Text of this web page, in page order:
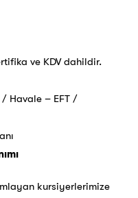
ve KDV dahildir.
Havale – EFT /
kursiyerlerimize